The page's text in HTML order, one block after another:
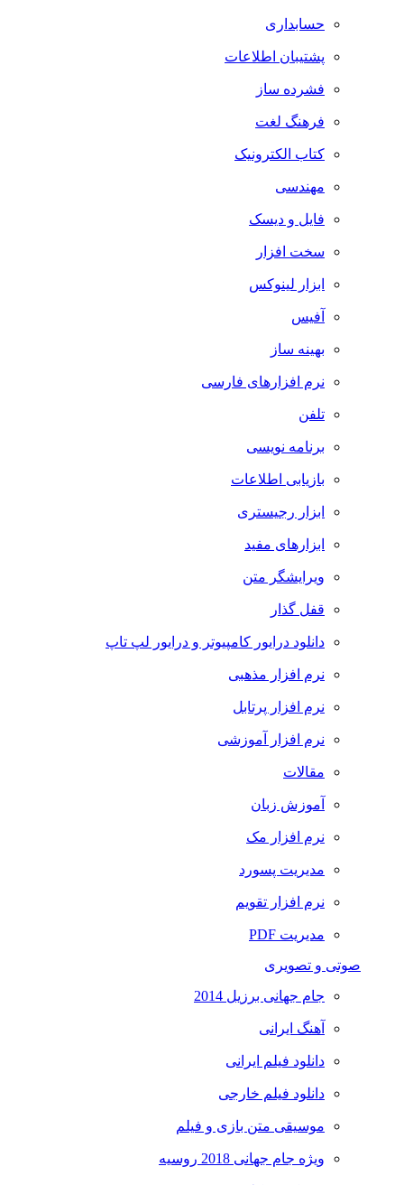
حسابداری
پشتیبان اطلاعات
فشرده ساز
فرهنگ لغت
کتاب الکترونیک
مهندسی
فایل و دیسک
سخت افزار
ابزار لینوکس
آفیس
بهینه ساز
نرم افزارهای فارسی
تلفن
برنامه نویسی
بازیابی اطلاعات
ابزار رجیستری
ابزارهای مفید
ویرایشگر متن
قفل گذار
دانلود درایور کامپیوتر و درایور لپ تاپ
نرم افزار مذهبی
نرم افزار پرتابل
نرم افزار آموزشی
مقالات
آموزش زبان
نرم افزار مک
مدیریت پسورد
نرم افزار تقویم
مدیریت PDF
صوتی و تصویری
جام جهانی برزیل 2014
آهنگ ایرانی
دانلود فیلم ایرانی
دانلود فیلم خارجی
موسیقی متن بازی و فیلم
ویژه جام جهانی 2018 روسیه